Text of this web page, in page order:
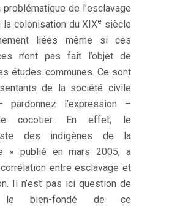
de l’esclavage
colonisation du XIXe siècle
liées même si ces
n’ont pas fait l’objet de
études communes. Ce sont
de la société civile
l’expression –
cocotier. En effet, le
des indigènes de la
» publié en mars 2005, a
entre esclavage et
Il n’est pas ici question de
le bien-fondé de ce